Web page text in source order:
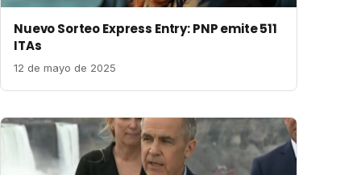
Nuevo Sorteo Express Entry: PNP emite 511
ITAs
12 de mayo de 2025